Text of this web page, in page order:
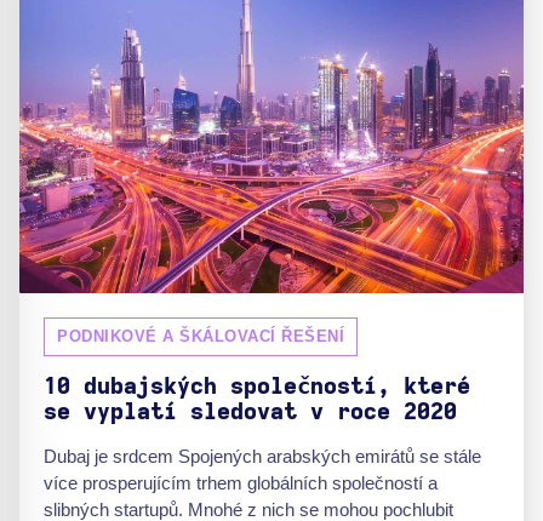
PODNIKOVÉ A ŠKÁLOVACÍ ŘEŠENÍ
10 dubajských společností, které
se vyplatí sledovat v roce 2020
Dubaj je srdcem Spojených arabských emirátů se stále
více prosperujícím trhem globálních společností a
slibných startupů. Mnohé z nich se mohou pochlubit